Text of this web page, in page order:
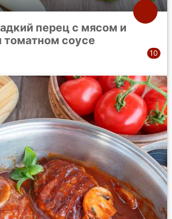
перец с мясом и
томатном соусе